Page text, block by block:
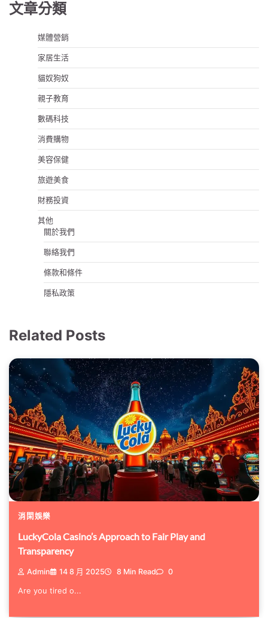
文章分類
媒體營銷
家居生活
貓奴狗奴
親子教育
數碼科技
消費購物
美容保健
旅遊美食
財務投資
其他
關於我們
聯絡我們
條款和條件
隱私政策
Related Posts
消閑娛樂
LuckyCola Casino’s Approach to Fair Play and
Transparency
Admin 14 8 月 2025 8 Min Read 0
Are you tired o...